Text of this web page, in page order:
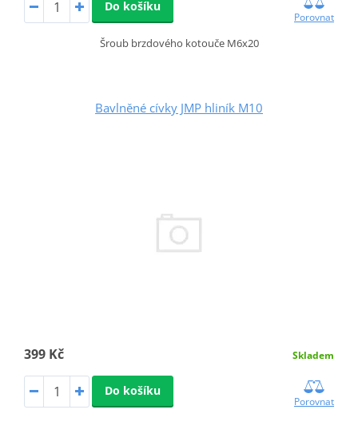
Do košíku
Porovnat
Šroub brzdového kotouče M6x20
Bavlněné cívky JMP hliník M10
399 Kč Skladem
Do košíku
Porovnat